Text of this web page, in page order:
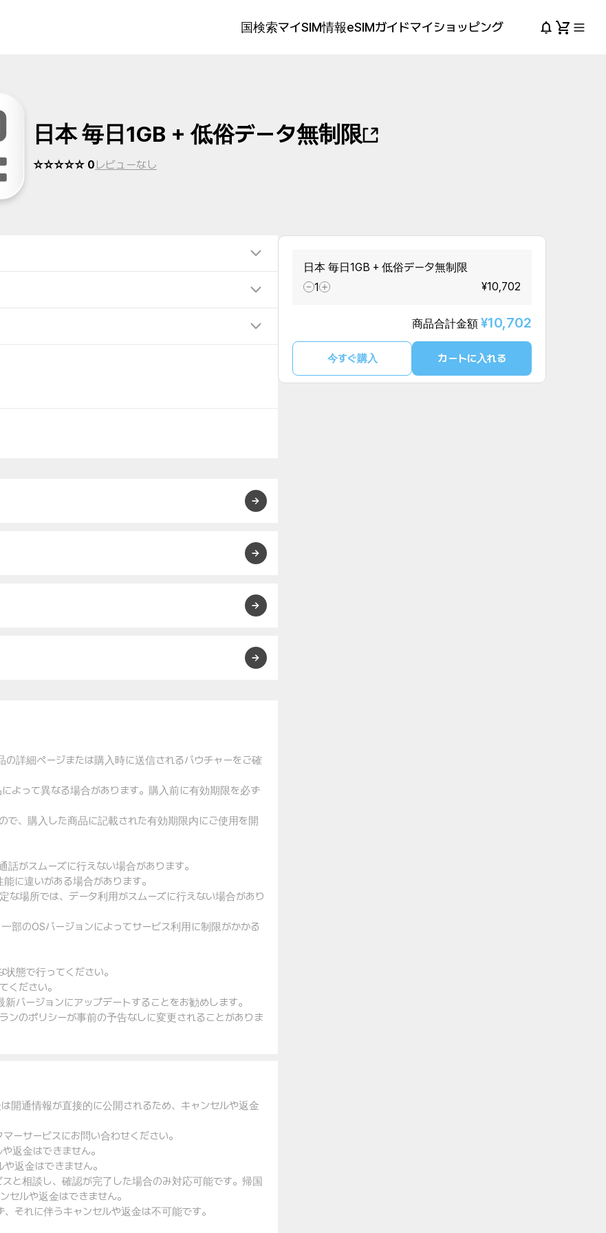
国検索マイSIM情報eSIMガイドマイショッピング
日本 毎日1GB + 低俗データ無制限
☆☆☆☆☆ 0 レビューなし
詳細ページまたは購入時に送信されるバウチャーをご確
よって異なる場合があります。購入前に有効期限を必ず
で、購入した商品に記載された有効期限内にご使用を開
がスムーズに行えない場合があります。
に違いがある場合があります。
場所では、データ利用がスムーズに行えない場合があり
部のOSバージョンによってサービス利用に制限がかかる
態で行ってください。
ください。
バージョンにアップデートすることをお勧めします。
のポリシーが事前の予告なしに変更されることがありま
開通情報が直接的に公開されるため、キャンセルや返金
ーサービスにお問い合わせください。
返金はできません。
返金はできません。
と相談し、確認が完了した場合のみ対応可能です。帰国
ルや返金はできません。
それに伴うキャンセルや返金は不可能です。
日本 毎日1GB + 低俗データ無制限
1
¥10,702
商品合計金額 ¥10,702
今すぐ購入 カートに入れる